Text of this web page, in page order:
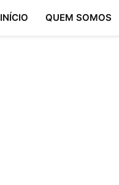
INÍCIO QUEM SOMOS